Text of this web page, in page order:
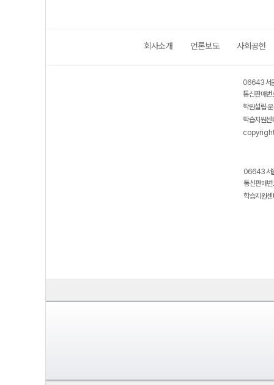
회사소개 언론보도 사회공헌
06643 서
통신판매
학원설립·
학습지원
06643 서
통신판매
학습지원